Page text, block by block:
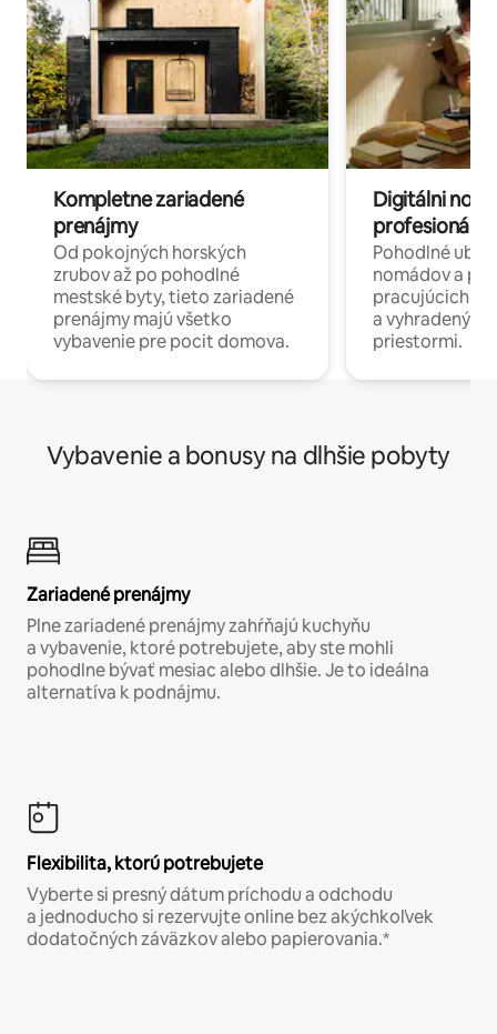
Kompletne zariadené
prenájmy
Od pokojných horských
zrubov až po pohodlné
mestské byty, tieto zariadené
prenájmy majú všetko
vybavenie pre pocit domova.
Digitálni
profesionáli
Pohodlné
nomádov a
pracujúcich
a
priestormi.
Vybavenie a bonusy na dlhšie pobyty
Zariadené prenájmy
Plne zariadené prenájmy zahŕňajú kuchyňu
a vybavenie, ktoré potrebujete, aby ste mohli
pohodlne bývať mesiac alebo dlhšie. Je to ideálna
alternatíva k podnájmu.
Flexibilita, ktorú potrebujete
Vyberte si presný dátum príchodu a odchodu
a jednoducho si rezervujte online bez akýchkoľvek
dodatočných záväzkov alebo papierovania.*